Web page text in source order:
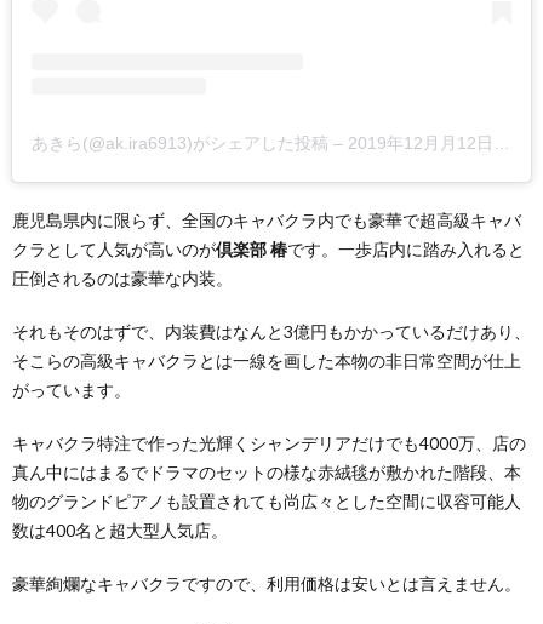
あきら(@ak.ira6913)がシェアした投稿 – 2019年12月月12日午後8時47分PST
鹿児島県内に限らず、全国のキャバクラ内でも豪華で超高級キャバ
クラとして人気が高いのが倶楽部 椿です。一歩店内に踏み入れると
圧倒されるのは豪華な内装。
それもそのはずで、内装費はなんと3億円もかかっているだけあり、
そこらの高級キャバクラとは一線を画した本物の非日常空間が仕上
がっています。
キャバクラ特注で作った光輝くシャンデリアだけでも4000万、店の
真ん中にはまるでドラマのセットの様な赤絨毯が敷かれた階段、本
物のグランドピアノも設置されても尚広々とした空間に収容可能人
数は400名と超大型人気店。
豪華絢爛なキャバクラですので、利用価格は安いとは言えません。